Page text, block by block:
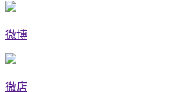
微博
微店